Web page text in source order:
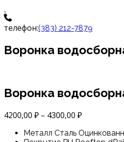
телефон:(383) 212-7879
Воронка
Воронка
4200,00 ₽ – 4300,00 ₽
Металл Сталь